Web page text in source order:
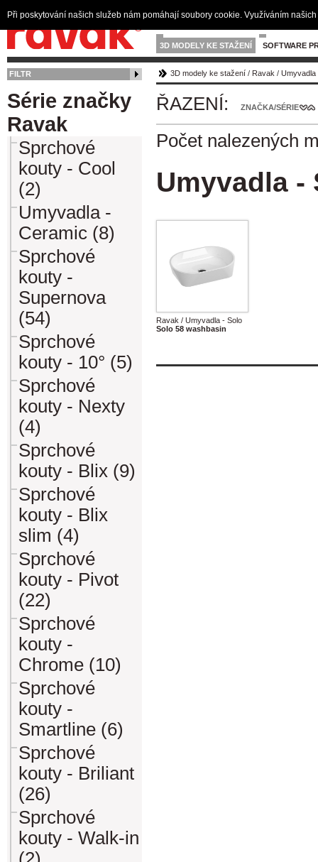
3D MODELY KE STAŽENÍ SOFTWARE
FILTR
Série značky
Ravak
Sprchové
kouty - Cool
(2)
Umyvadla -
Ceramic (8)
Sprchové
kouty -
Supernova
(54)
Sprchové
kouty - 10° (5)
Sprchové
kouty - Nexty
(4)
Sprchové
kouty - Blix (9)
Sprchové
kouty - Blix
slim (4)
Sprchové
kouty - Pivot
(22)
Sprchové
kouty -
Chrome (10)
Sprchové
kouty -
Smartline (6)
Sprchové
kouty - Briliant
(26)
Sprchové
kouty - Walk-in
3D modely ke stažení / Ravak / Umyvadla
ŘAZENÍ: ZNAČKA/SÉRIE
Počet nalezených
Umyvadla -
Ravak / Umyvadla - Solo
Solo 58 washbasin
Při poskytování našich služeb nám pomáhají soubory cookie. Využíváním